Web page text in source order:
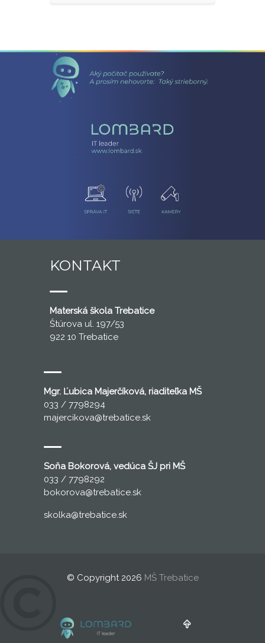
KONTAKT
Materská škola Trebatice
Štúrova ul. 197/53
922 10 Trebatice
Mgr. Ľubica Majerčíková, riaditeľka MŠ
033 / 7798294
majercikova@trebatice.sk
Soňa Bokorová, vedúca ŠJ pri MŠ
033 / 7798292
bokorova@trebatice.sk
skolka@trebatice.sk
© Copyright 2026 MŠ Trebatice